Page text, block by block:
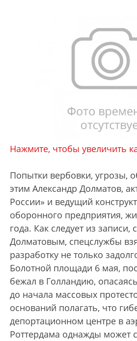
Нажмите, чтобы увеличить
Попытки вербовки, угрозы,
этим Александр Долматов,
России» и ведущий
оборонного предприятия,
года. Как следует из
Долматовым, спецслужбы
разработку не только
Болотной площади 6 мая,
бежал в Голландию,
до начала массовых
оснований полагать, что
депортационном центре в
Роттердама однажды может